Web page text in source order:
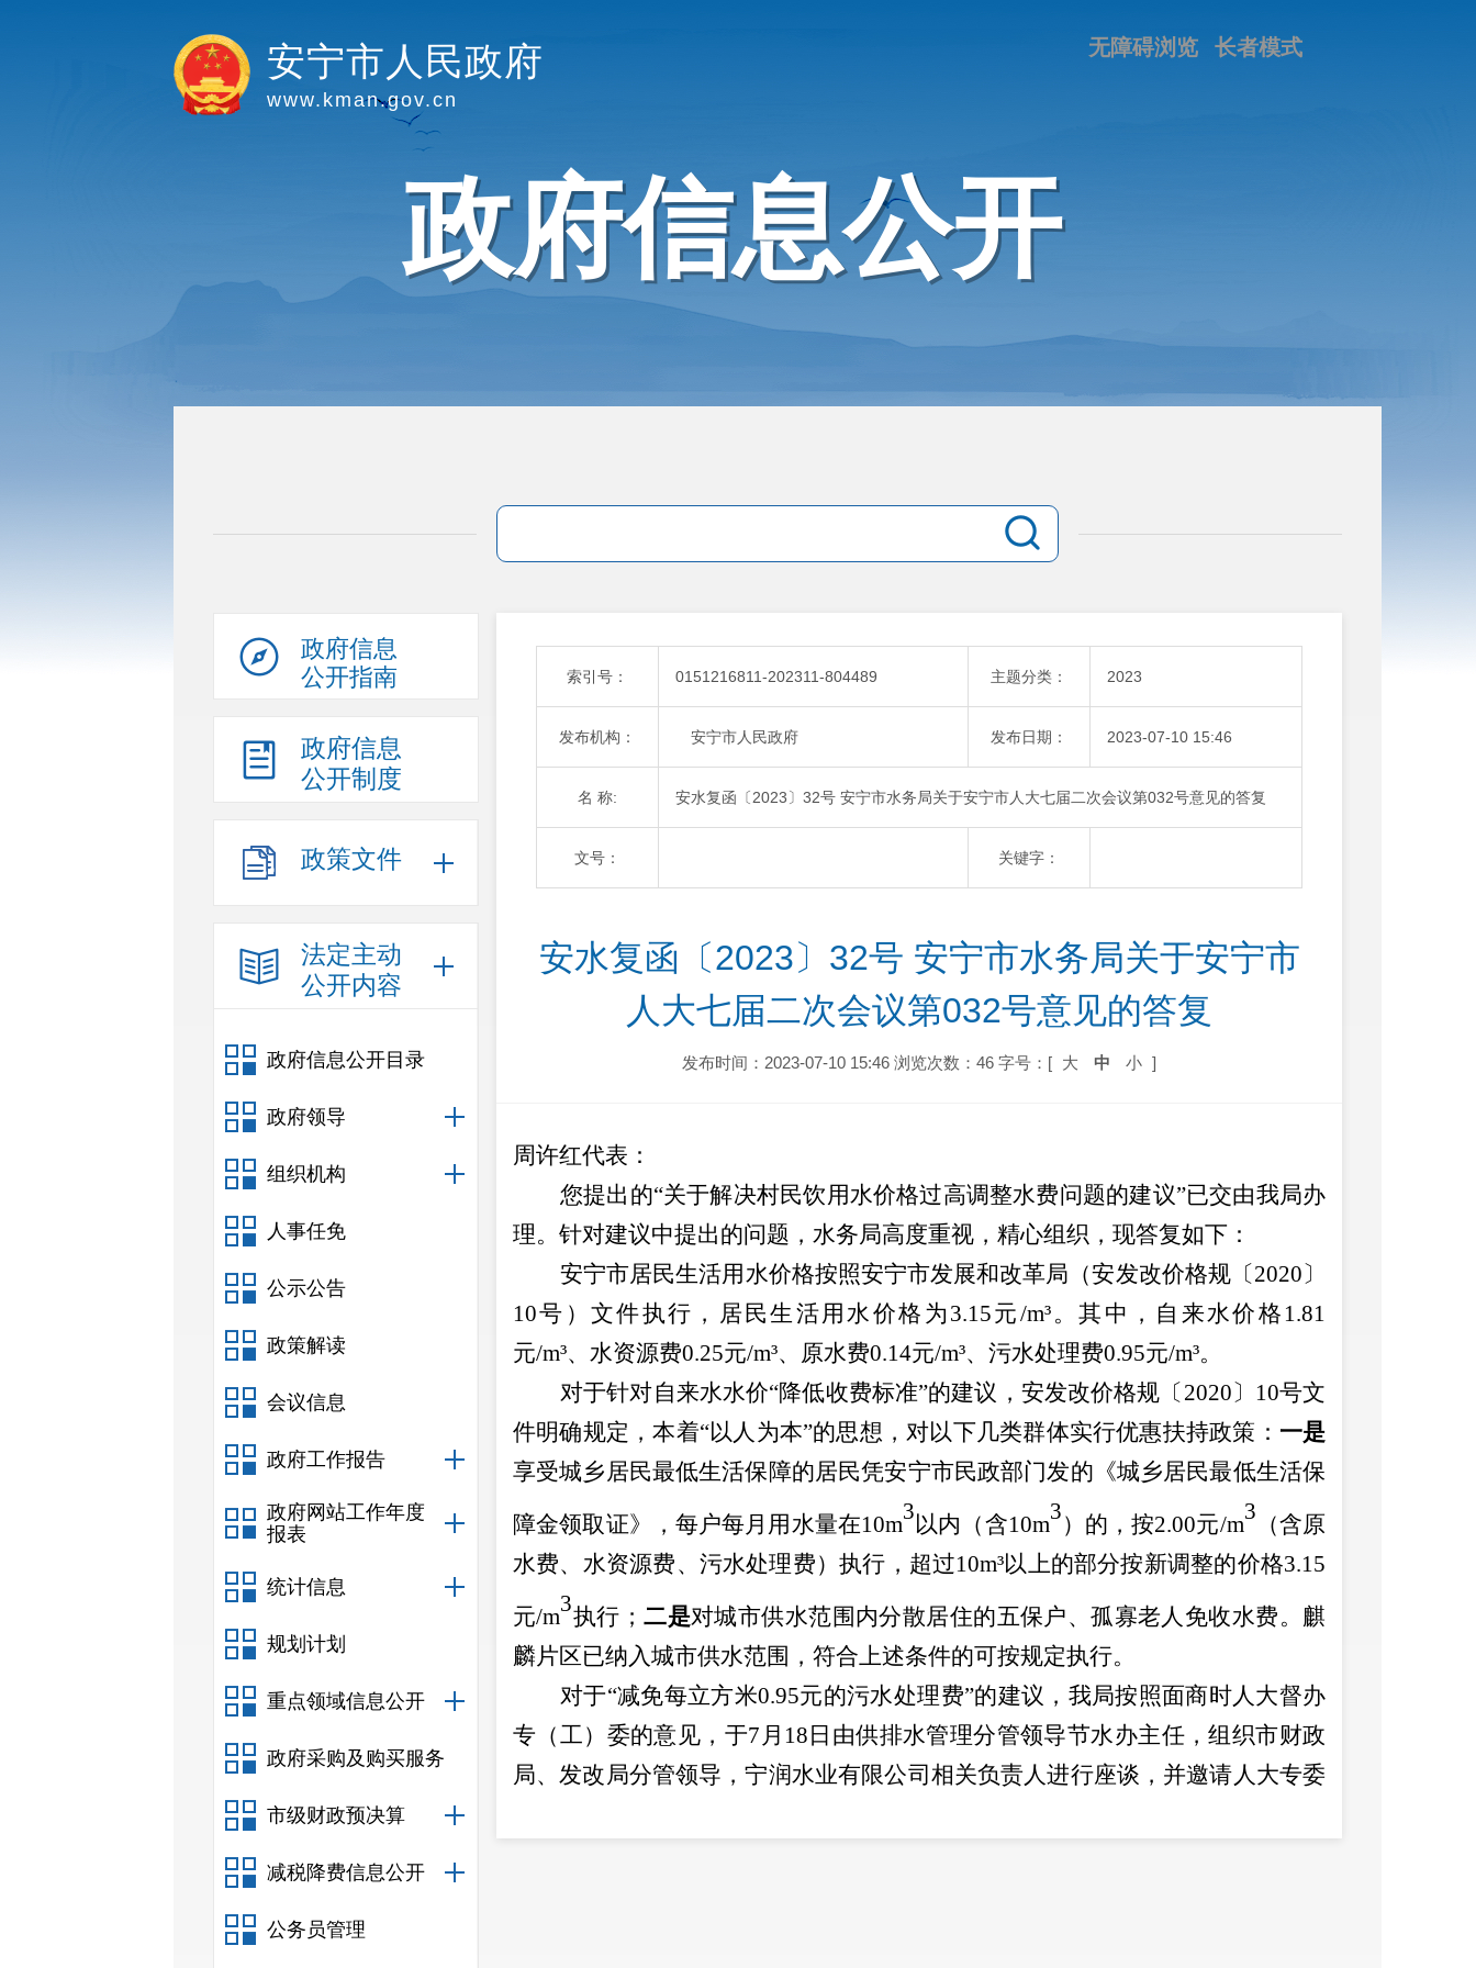
长者模式
无障碍浏览
安宁市人民政府
www.kman.gov.cn
政府信息公开
政府信息
公开指南
政府信息
公开制度
政策文件
法定主动
公开内容
政府信息公开目录
政府领导
组织机构
人事任免
公示公告
政策解读
会议信息
政府工作报告
政府网站工作年度
报表
统计信息
规划计划
重点领域信息公开
政府采购及购买服务
市级财政预决算
减税降费信息公开
公务员管理
索引号： 0151216811-202311-804489 主题分类： 2023
发布机构： 安宁市人民政府 发布日期： 2023-07-10 15:46
名 称: 安水复函〔2023〕32号 安宁市水务局关于安宁市人大七届二次会议第032号意见的答复
文号： 关键字：
安水复函〔2023〕32号 安宁市水务局关于安宁市
人大七届二次会议第032号意见的答复
发布时间：2023-07-10 15:46 浏览次数：46 字号：[ 大 中 小 ]
周许红代表 ：
您提出的“关于解决村民饮用水价格过高调整水费问题的建议”已交由我局办
理。 针对建议中提出的问题， 水务局高度重视，精心组织 ， 现答复如下 ：
安宁市居民生活用水价格按照安宁市发展和改革局（安发改价格规〔2020〕
10号）文件执行，居民生活用水价格为 3.15元/m³。其中，自来水价格 1.81
元/m³、水资源费0.25元/m³、原水费0.14元/m³、污水处理费0.95元/m³。
对于针对自来水水价“降低收费标准”的建议，安发改价格规〔 2020〕 10号文
件明确规定，本着“以人为本”的思想，对以下几类群体实行优惠扶持政策： 一是
享受城乡居民最低生活保障的居民凭安宁市民政部门发的《城乡居民最低生活保
障金领取证》，每户每月用水量在10m3以内（含10m3）的，按2.00元/m3 （含原
水费、水资源费、污水处理费）执行，超过10m³以上的部分按新调整的价格3.15
元/m3执行； 二是对城市供水范围内分散居住的五保户、孤寡老人免收水费。麒
麟片区已纳入城市供水范围，符合上述条件的可按规定执行。
对于“减免每立方米0.95元的污水处理费”的建议，我局按照面商时人大督办
专（工）委的意见，于7 月 18 日由供排水管理分管领导节水办主任，组织市财政
局、发改局分管领导，宁润水业有限公司相关负责人进行座谈，并邀请人大专委